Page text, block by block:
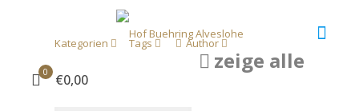
0 €0,00
Kategorien Tags Author
zeige alle